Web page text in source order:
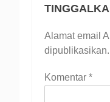
Alamat email
dipublikasikan.
Komentar *